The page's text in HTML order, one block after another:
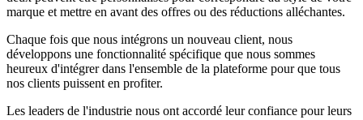
marque et mettre en avant des offres ou des réductions alléchantes.
Chaque fois que nous intégrons un nouveau client, nous
développons une fonctionnalité spécifique que nous sommes
heureux d'intégrer dans l'ensemble de la plateforme pour que tous
nos clients puissent en profiter.
Les leaders de l'industrie nous ont accordé leur confiance pour leurs